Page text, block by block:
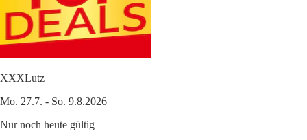
XXXLutz
Mo. 27.7. - So. 9.8.2026
Nur noch heute gültig